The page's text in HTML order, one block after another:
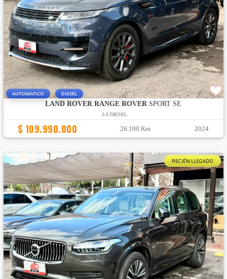
AUTOMATICO DIESEL
LAND ROVER RANGE ROVERSPORT SE
3.0 DIESEL
$ 109.990.000 26.100 Km 2024
RECIÉN LLEGADO